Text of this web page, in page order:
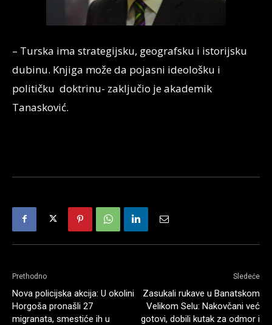
– Turska ima strategijsku, geografsku i istorijsku
dubinu. Knjiga može da pojasni ideološku i
političku doktrinu- zaključio je akademik
Tanasković.
Prethodno
Nova policijska akcija: U okolini
Horgoša pronašli 27
migranata, smestiće ih u
Sledeće
Zasukali rukave u Banatskom
Velikom Selu: Nakovčani već
gotovi, dobili kutak za odmor i